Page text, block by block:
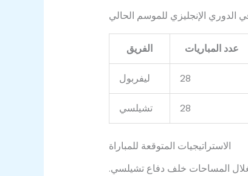
الفريق عدد المباريات
ليفربول 28
تشيلسي 28
الاستراتيجيات المتوقعة للمباراة
المساحات خلف دفاع تشيلسي.